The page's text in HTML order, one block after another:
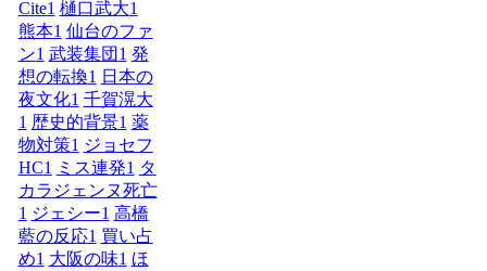
Cite1 樋口武大1
熊本1 仙台のファ
ン1 武装集団 1 発
想の転換1 日本の
夜文化1 千賀滉大
1 歴史的背景1 薬
物対策1 ジョセフ
HC1 ミス連発1 タ
カラジェンヌ死亡
1 ジェシー1 高橋
藍の反応1 買い占
め1 大阪の味1 ほ